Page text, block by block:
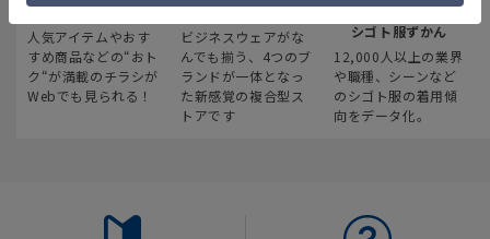
最新のお買い得情報
人気アイテムやおす
すめ商品などの“おト
ク“が満載のチラシが
Webでも見られる！
スーツスクエア
ビジネスウェアがな
んでも揃う、4つのブ
ランドが一体となっ
た新感覚の複合型ス
トアです
みんなの
シゴト服ずかん
12,000人以上の業界
や職種、シーンなど
のシゴト服の着用傾
向をデータ化。